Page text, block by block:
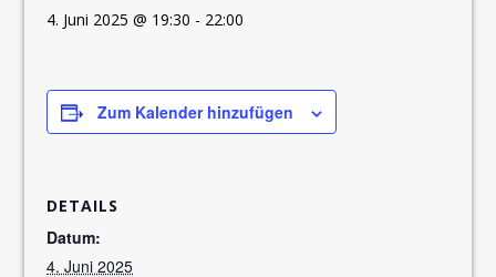
4. Juni 2025 @ 19:30 - 22:00
Zum Kalender hinzufügen
DETAILS
Datum:
4. Juni 2025